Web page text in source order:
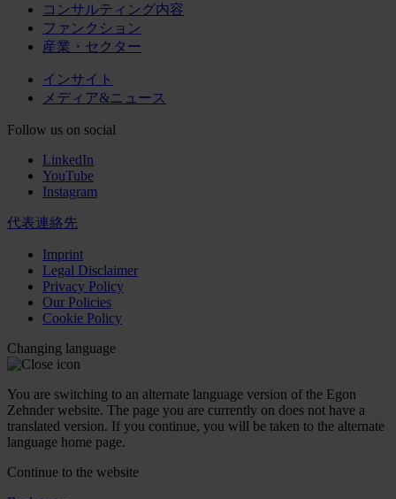
コンサルティング内容
ファンクション
産業・セクター
インサイト
メディア&ニュース
Follow us on social
LinkedIn
YouTube
Instagram
代表連絡先
Imprint
Legal Disclaimer
Privacy Policy
Our Policies
Cookie Policy
Changing language
You are switching to an alternate language version of the Egon
Zehnder website. The page you are currently on does not have a
translated version. If you continue, you will be taken to the alternate
language home page.
Continue to the website